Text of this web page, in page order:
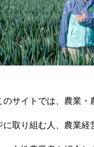
ちぎびぃなすLaboについて
のサイトでは、農業
に取り組む人、農業